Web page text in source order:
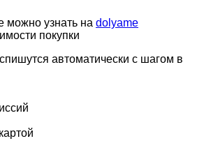
можно узнать на dolyame
покупки
автоматически с шагом в